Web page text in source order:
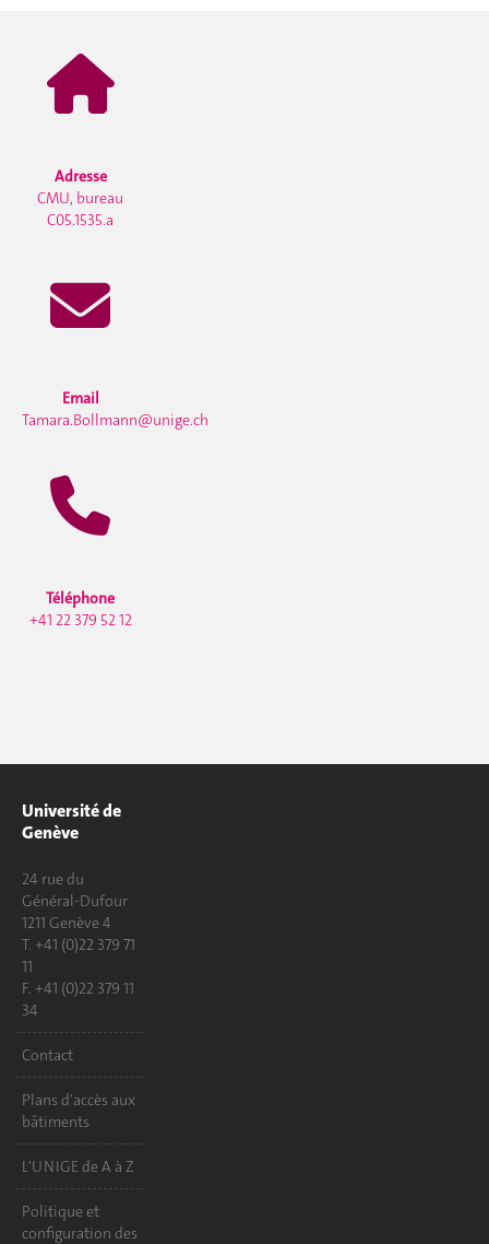
Adresse
CMU, bureau
C05.1535.a
Email
Tamara.Bollmann@unige.ch
Téléphone
+41 22 379 52 12
Université de
Genève
24 rue du
Général-Dufour
1211 Genève 4
T. +41 (0)22 379 71
11
F. +41 (0)22 379 11
34
Contact
Plans d'accès aux
bâtiments
L'UNIGE de A à Z
Politique et
configuration des